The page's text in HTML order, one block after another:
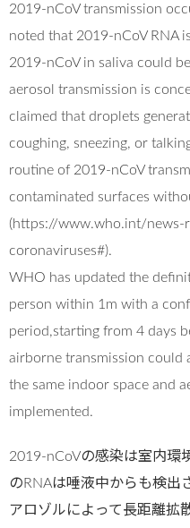
2019-nCoV transmission
noted that 2019-nCoV RNA
2019-nCoV in saliva could
aerosol transmission is
claimed that droplets
coughing, sneezing, or
routine of 2019-nCoV
contaminated surfaces
(https://www.who.int/news-
coronaviruses#).
WHO has updated the
person within 1m with a
period,starting from 4 days
airborne transmission could
the same indoor space and
implemented.
2019-nCoVの感染は室内環
のRNAは唾液中からも検出
アロゾルによって長距離拡